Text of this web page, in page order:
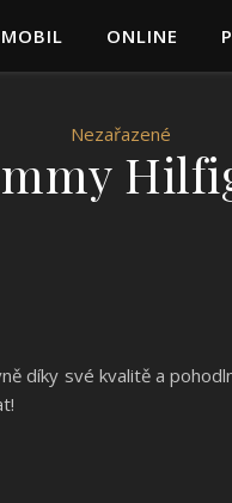
MOBIL ONLINE
Nezařazené
díky své kvalitě a